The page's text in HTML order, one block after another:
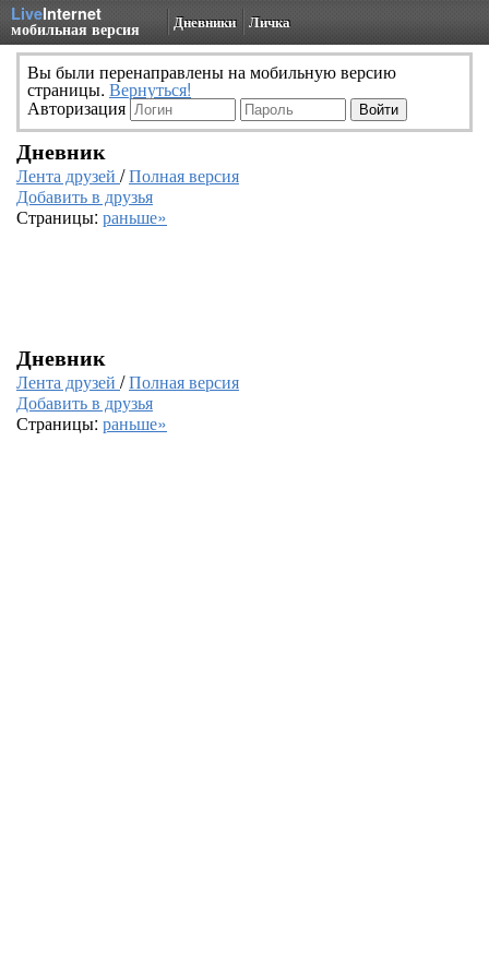
LiveInternet
мобильная версия Дневники Личка
Вы были перенаправлены на мобильную версию
страницы. Вернуться!
Авторизация
Дневник
Лента друзей /Полная версия
Добавить в друзья
Страницы: раньше»
Дневник
Лента друзей /Полная версия
Добавить в друзья
Страницы: раньше»